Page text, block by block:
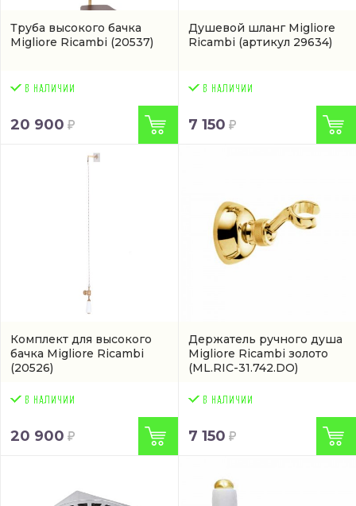
Труба высокого бачка
Migliore Ricambi (20537)
20 900
Душевой шланг Migliore
Ricambi (артикул 29634)
7 150
Комплект для высокого
бачка Migliore Ricambi
(20526)
20 900
Держатель ручного душа
Migliore Ricambi золото
(ML.RIC-31.742.DO)
7 150